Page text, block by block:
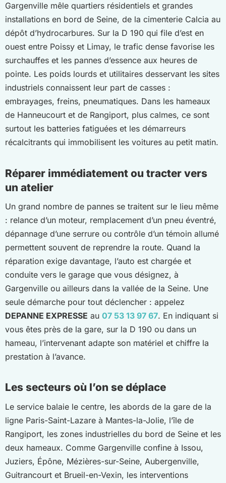
Gargenville mêle quartiers résidentiels et grandes
installations en bord de Seine, de la cimenterie Calcia au
dépôt d’hydrocarbures. Sur la D 190 qui file d’est en
ouest entre Poissy et Limay, le trafic dense favorise les
surchauffes et les pannes d’essence aux heures de
pointe. Les poids lourds et utilitaires desservant les sites
industriels connaissent leur part de casses :
embrayages, freins, pneumatiques. Dans les hameaux
de Hanneucourt et de Rangiport, plus calmes, ce sont
surtout les batteries fatiguées et les démarreurs
récalcitrants qui immobilisent les voitures au petit matin.
Réparer immédiatement ou tracter vers
un atelier
Un grand nombre de pannes se traitent sur le lieu même
: relance d’un moteur, remplacement d’un pneu éventré,
dépannage d’une serrure ou contrôle d’un témoin allumé
permettent souvent de reprendre la route. Quand la
réparation exige davantage, l’auto est chargée et
conduite vers le garage que vous désignez, à
Gargenville ou ailleurs dans la vallée de la Seine. Une
seule démarche pour tout déclencher : appelez
DEPANNE EXPRESSE au 07 53 13 97 67. En indiquant si
vous êtes près de la gare, sur la D 190 ou dans un
hameau, l’intervenant adapte son matériel et chiffre la
prestation à l’avance.
Les secteurs où l’on se déplace
Le service balaie le centre, les abords de la gare de la
ligne Paris-Saint-Lazare à Mantes-la-Jolie, l’île de
Rangiport, les zones industrielles du bord de Seine et les
deux hameaux. Comme Gargenville confine à Issou,
Juziers, Épône, Mézières-sur-Seine, Aubergenville,
Guitrancourt et Brueil-en-Vexin, les interventions